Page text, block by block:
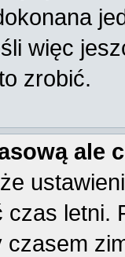
więc
zrobić.
ale
czas letni.
czasem